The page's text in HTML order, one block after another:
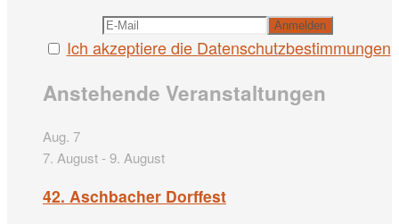
Ich akzeptiere die Datenschutzbestimmungen
Anstehende Veranstaltungen
Aug. 7
7. August - 9. August
42. Aschbacher Dorffest